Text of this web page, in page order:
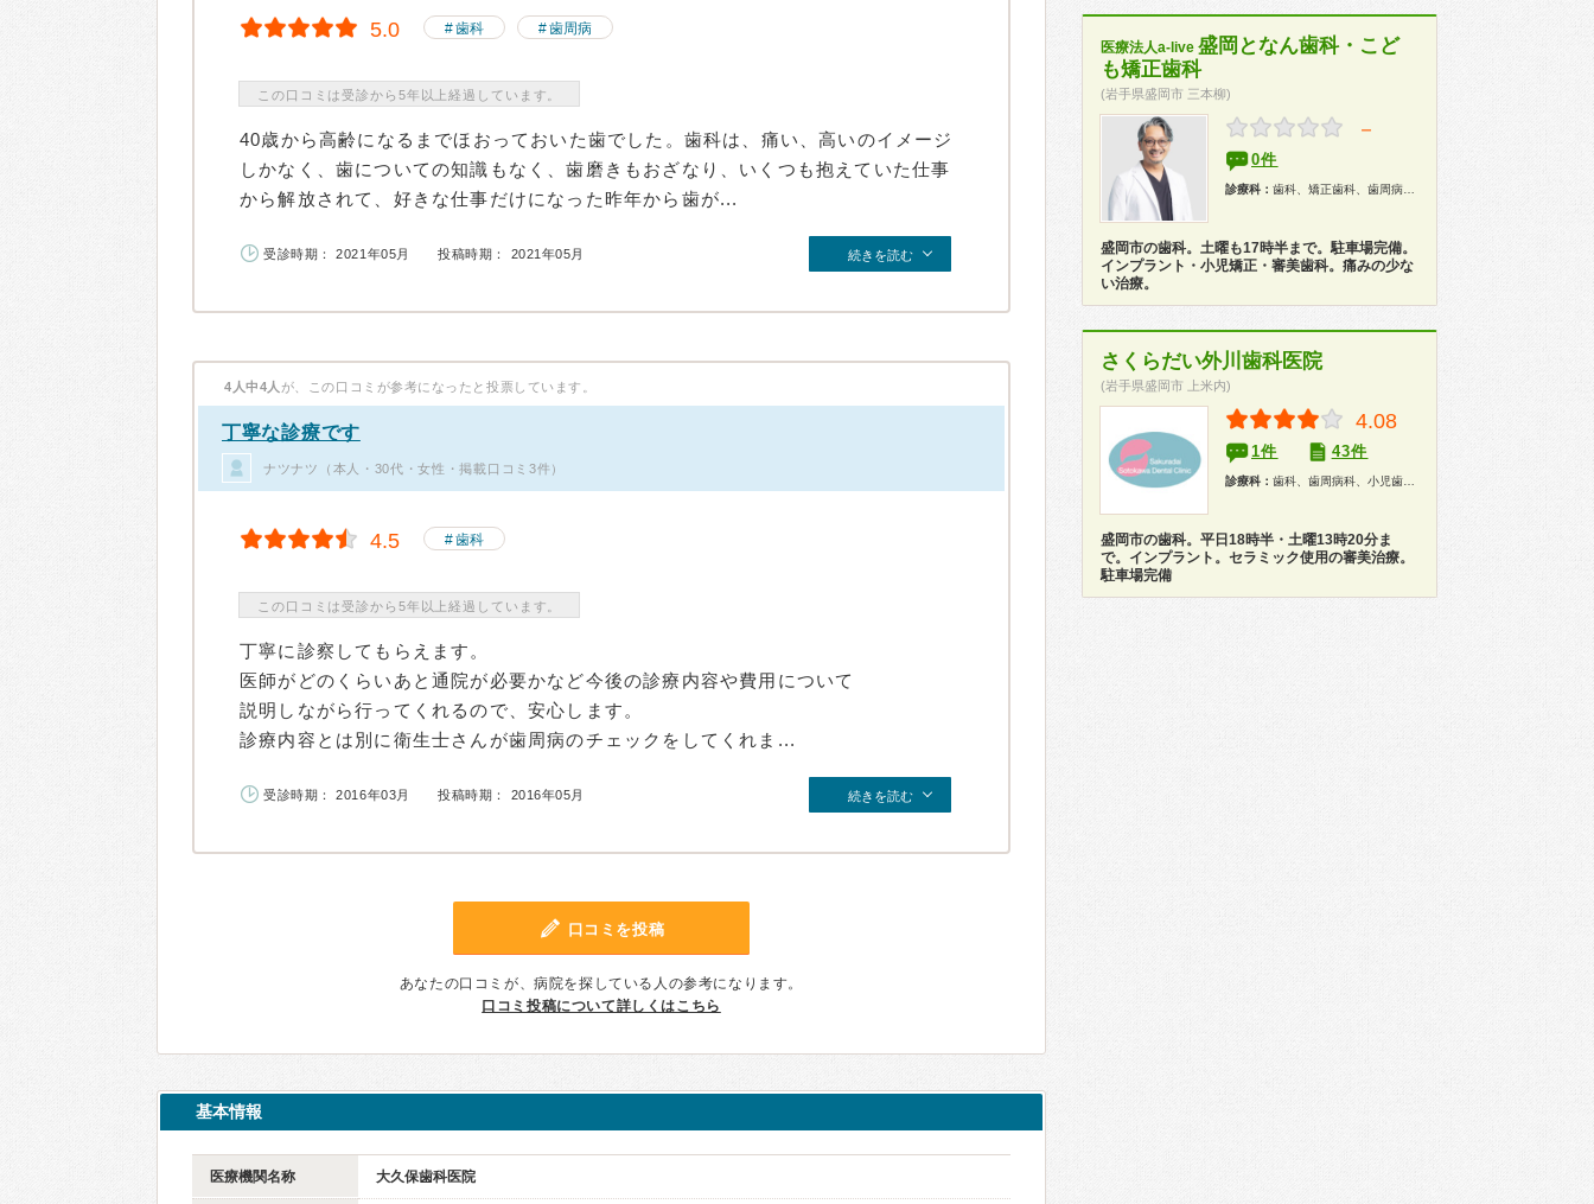
5.0 歯科 歯周病
この口コミは受診から5年以上経過しています。
40歳から高齢になるまでほおっておいた歯でした。歯科は、痛い、高いのイメージ
しかなく、歯についての知識もなく、歯磨きもおざなり、いくつも抱えていた仕事
から解放されて、好きな仕事だけになった昨年から歯が...
受診時期： 2021年05月 投稿時期： 2021年05月 続きを読む
4人中4人 が、この口コミが参考になったと投票しています。
丁寧な診療です
ナツナツ（本人・30代・女性・掲載口コミ3件）
4.5 歯科
この口コミは受診から5年以上経過しています。
丁寧に診察してもらえます。
医師がどのくらいあと通院が必要かなど今後の診療内容や費用について
説明しながら行ってくれるので、安心します。
診療内容とは別に衛生士さんが歯周病のチェックをしてくれま...
受診時期： 2016年03月 投稿時期： 2016年05月 続きを読む
口コミを投稿
あなたの口コミが、病院を探している人の参考になります。
口コミ投稿について詳しくはこちら
基本情報
医療機関名称 大久保歯科医院
医療法人a-live 盛岡となん歯科・こど
も矯正歯科
(岩手県盛岡市 三本柳)
－
0件
診療科： 歯科、矯正歯科、歯周病科、小児歯科、歯科口腔外科、インプラント、ホワイトニング
盛岡市の歯科。土曜も17時半まで。駐車場完備。
インプラント・小児矯正・審美歯科。痛みの少な
い治療。
さくらだい外川歯科医院
(岩手県盛岡市 上米内)
4.08
1件 43件
診療科： 歯科、歯周病科、小児歯科、歯科口腔外科、インプラント、ホワイトニング
盛岡市の歯科。平日18時半・土曜13時20分ま
で。インプラント。セラミック使用の審美治療。
駐車場完備